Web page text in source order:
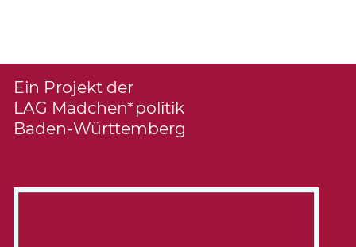
Ein Projekt der
LAG Mädchen*politik
Baden-Württemberg